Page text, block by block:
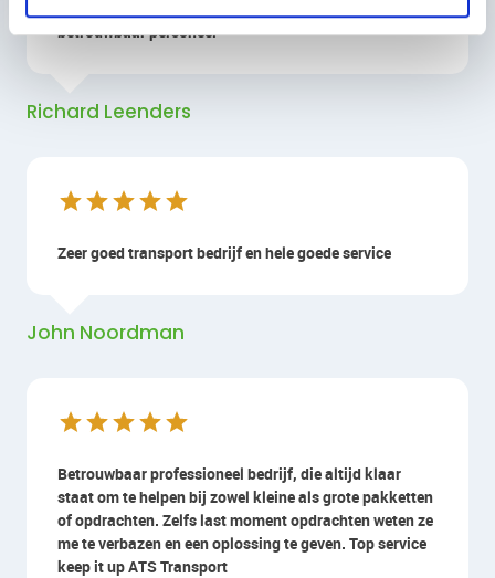
betrouwbaar personeel
Richard Leenders
Zeer goed transport bedrijf en hele goede service
John Noordman
Betrouwbaar professioneel bedrijf, die altijd klaar
staat om te helpen bij zowel kleine als grote pakketten
of opdrachten. Zelfs last moment opdrachten weten ze
me te verbazen en een oplossing te geven. Top service
keep it up ATS Transport